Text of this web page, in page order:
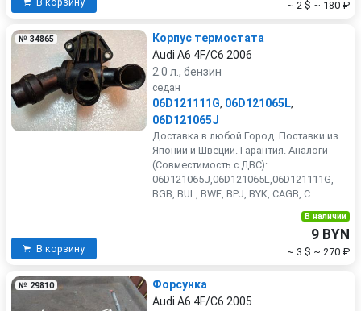
~ 2 $ ~ 180 ₽
№ 34865
Корпус термостата
Audi A6 4F/C6 2006
2.0 л., бензин
седан
06D121111G, 06D121065L,
06D121065J
Доставка в любой Город. Поставки из
Японии и Швеции. Гарантия. Аналоги
(Совместимость с ДВС):
06D121065J,06D121065L,06D121111G,
BGB, BUL, BWE, BPJ, BYK, CAGB, C...
В корзину
В наличии
9 BYN
~ 3 $ ~ 270 ₽
№ 29810
Форсунка
Audi A6 4F/C6 2005